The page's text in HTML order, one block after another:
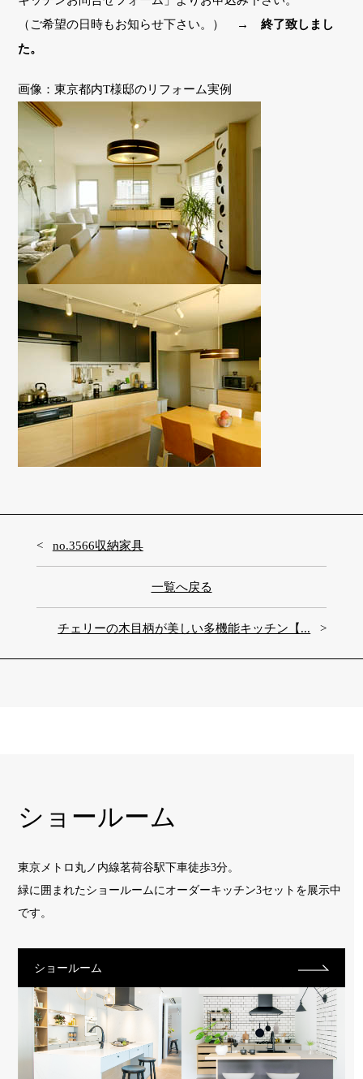
（ご希望の日時もお知らせ下さい。） →終了致しまし
た。
画像：東京都内T様邸のリフォーム実例
no.3566収納家具
一覧へ戻る
チェリーの木目柄が美しい多機能キッチン【...
ショールーム
東京メトロ丸ノ内線茗荷谷駅下車徒歩3分。
緑に囲まれたショールームにオーダーキッチン3セットを展示中
です。
ショールーム